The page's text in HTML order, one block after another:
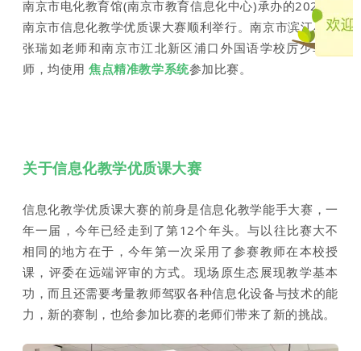
南京市电化教育馆(南京市教育信息化中心)承办的2022年
南京市信息化教学优质课大赛顺利举行。南京市滨江小学
张瑞如老师和南京市江北新区浦口外国语学校厉少军老
师，均使用焦点精准教学系统参加比赛。
关于信息化教学优质课大赛
信息化教学优质课大赛的前身是信息化教学能手大赛，一
年一届，今年已经走到了第12个年头。与以往比赛大不
相同的地方在于，今年第一次采用了参赛教师在本校授
课，评委在远端评审的方式。现场原生态展现教学基本
功，而且还需要考量教师驾驭各种信息化设备与技术的能
力，新的赛制，也给参加比赛的老师们带来了新的挑战。